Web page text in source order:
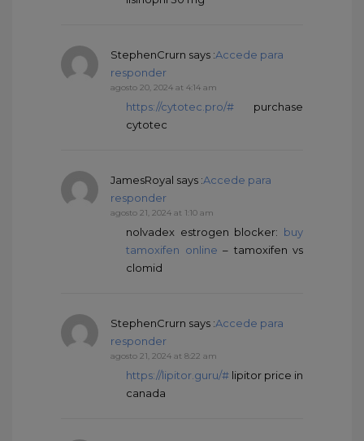
StephenCrurn says :Accede para
responder
agosto 20, 2024 at 4:14 am
https://cytotec.pro/# purchase
cytotec
JamesRoyal says :Accede para
responder
agosto 21, 2024 at 1:10 am
nolvadex estrogen blocker: buy
tamoxifen online – tamoxifen vs
clomid
StephenCrurn says :Accede para
responder
agosto 21, 2024 at 8:22 am
https://lipitor.guru/# lipitor price in
canada